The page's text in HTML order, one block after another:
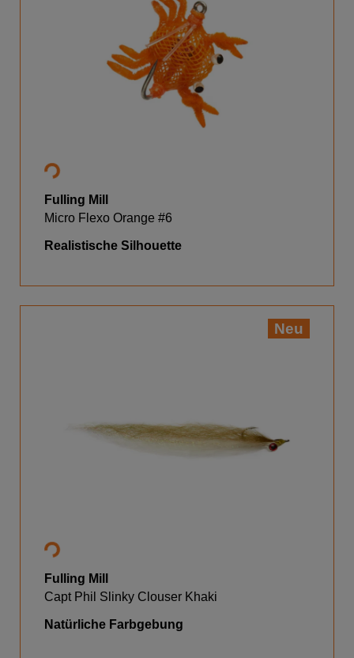
Fulling Mill
Micro Flexo Orange #6
Realistische Silhouette
Neu
Fulling Mill
Capt Phil Slinky Clouser Khaki
Natürliche Farbgebung